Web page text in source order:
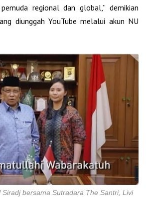
regional dan global,” demikian
diunggah YouTube melalui akun NU
Siradj bersama Sutradara The Santri, Livi